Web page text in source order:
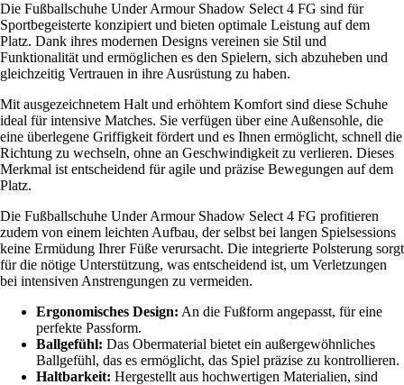
Die Fußballschuhe Under Armour Shadow Select 4 FG sind für
Sportbegeisterte konzipiert und bieten optimale Leistung auf dem
Platz. Dank ihres modernen Designs vereinen sie Stil und
Funktionalität und ermöglichen es den Spielern, sich abzuheben und
gleichzeitig Vertrauen in ihre Ausrüstung zu haben.
Mit ausgezeichnetem Halt und erhöhtem Komfort sind diese Schuhe
ideal für intensive Matches. Sie verfügen über eine Außensohle, die
eine überlegene Griffigkeit fördert und es Ihnen ermöglicht, schnell die
Richtung zu wechseln, ohne an Geschwindigkeit zu verlieren. Dieses
Merkmal ist entscheidend für agile und präzise Bewegungen auf dem
Platz.
Die Fußballschuhe Under Armour Shadow Select 4 FG profitieren
zudem von einem leichten Aufbau, der selbst bei langen Spielsessions
keine Ermüdung Ihrer Füße verursacht. Die integrierte Polsterung sorgt
für die nötige Unterstützung, was entscheidend ist, um Verletzungen
bei intensiven Anstrengungen zu vermeiden.
Ergonomisches Design: An die Fußform angepasst, für eine
perfekte Passform.
Ballgefühl: Das Obermaterial bietet ein außergewöhnliches
Ballgefühl, das es ermöglicht, das Spiel präzise zu kontrollieren.
Haltbarkeit: Hergestellt aus hochwertigen Materialien, sind